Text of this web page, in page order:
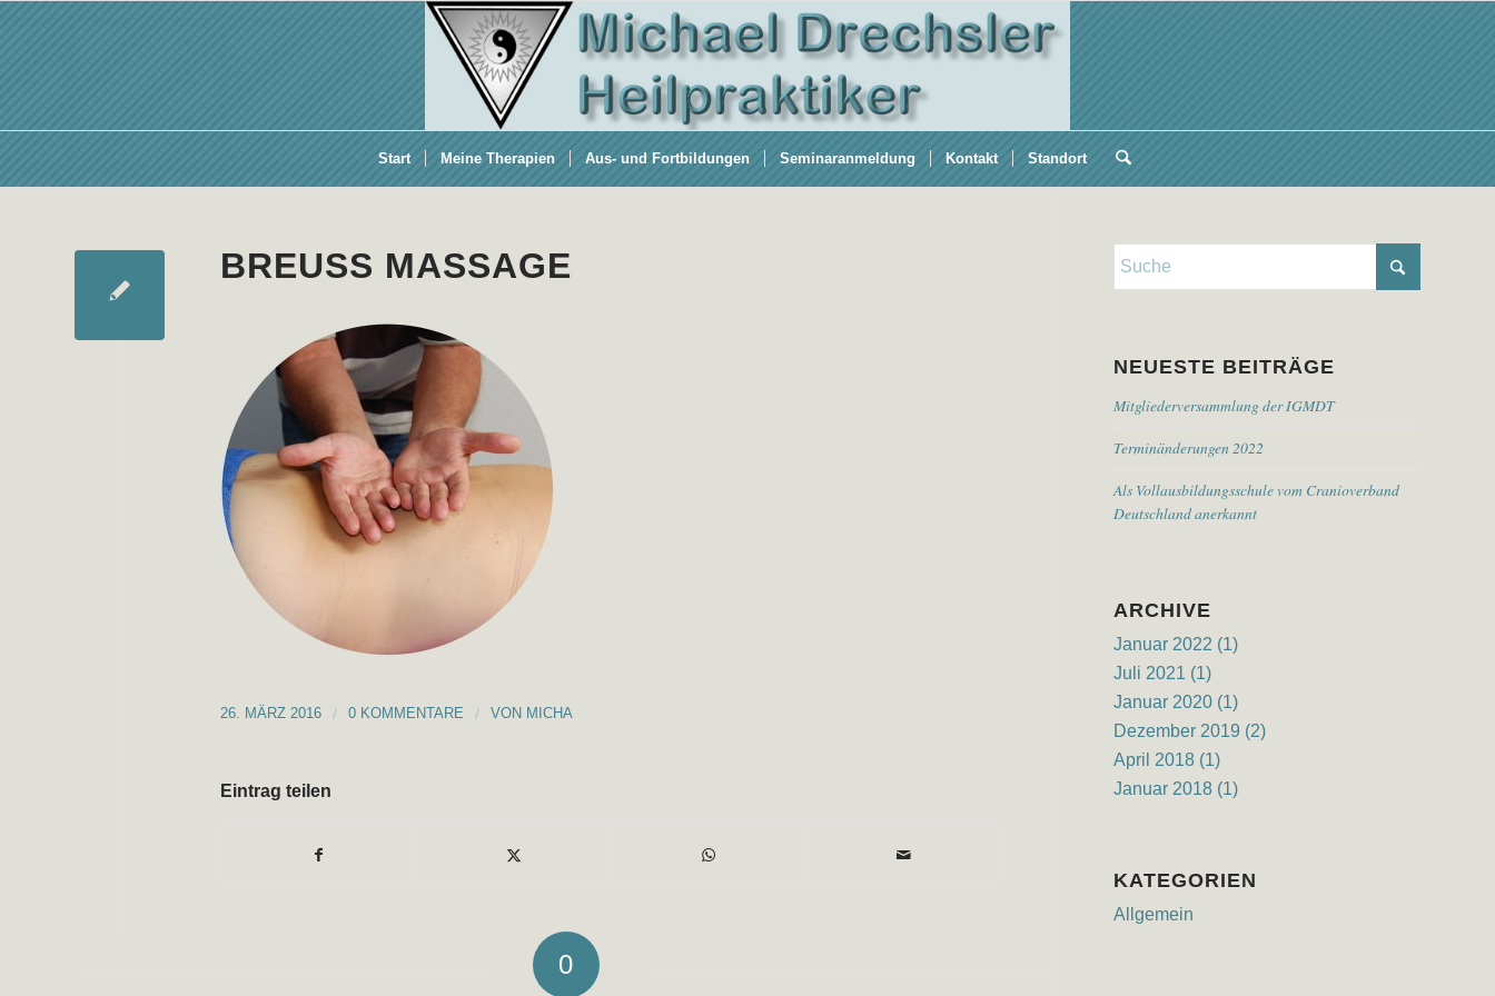
Start Meine Therapien Aus- und Fortbildungen Seminaranmeldung Kontakt Standort
BREUSS MASSAGE
26. MÄRZ 2016 / 0 KOMMENTARE / VON MICHA
Eintrag teilen
0
NEUESTE BEITRÄGE
Mitgliederversammlung der IGMDT
Terminänderungen 2022
Als Vollausbildungsschule vom Cranioverband
Deutschland anerkannt
ARCHIVE
Januar 2022 (1)
Juli 2021 (1)
Januar 2020 (1)
Dezember 2019 (2)
April 2018 (1)
Januar 2018 (1)
KATEGORIEN
Allgemein